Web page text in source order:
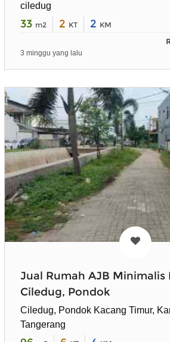
ciledug
33 m2 2 KT 2 KM
3 minggu yang lalu
Jual Rumah AJB Minimalis
Ciledug, Pondok
Ciledug, Pondok Kacang Timur,
Tangerang